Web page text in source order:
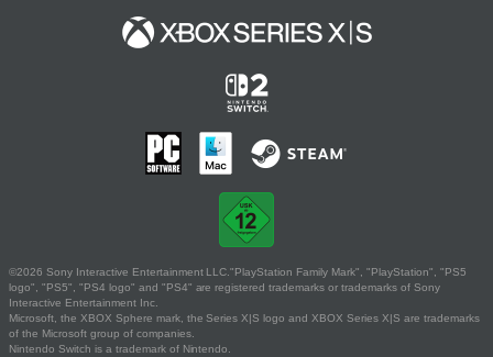
©2026 Sony Interactive Entertainment LLC."PlayStation Family Mark", "PlayStation", "PS5
logo", "PS5", "PS4 logo" and "PS4" are registered trademarks or trademarks of Sony
Interactive Entertainment Inc.
Microsoft, the XBOX Sphere mark, the Series X|S logo and XBOX Series X|S are trademarks
of the Microsoft group of companies.
Nintendo Switch is a trademark of Nintendo.